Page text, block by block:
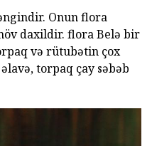
Onun flora
daxildir. flora Belə bir
və rütubətin çox
torpaq çay səbəb